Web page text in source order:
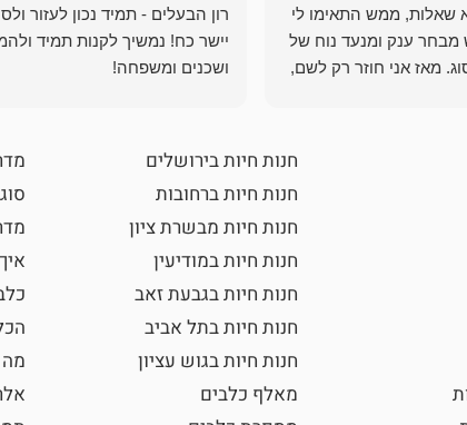
שאלות, ממש התאימו לי
מבחר ענק ומנעד נוח של
מאז אני חוזר רק לשם,
רון הבעלים - תמיד נכון לעזור
יישר כח! נמשיך לקנות תמיד
ושכנים ומשפחה!
חנות חיות בירושלים
חנות חיות ברחובות
חנות חיות מבשרת ציון
חנות חיות במודיעין
חנות חיות בגבעת זאב
חנות חיות בתל אביב
חנות חיות בגוש עציון
מאלף כלבים